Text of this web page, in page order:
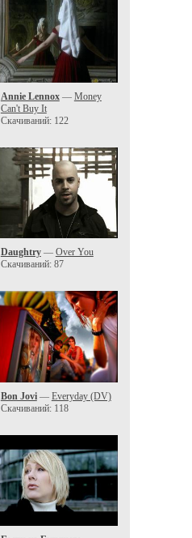
Annie Lennox— Money
Can't Buy It
Скачиваний: 122
Daughtry— Over You
Скачиваний: 87
Bon Jovi— Everyday (DV)
Скачиваний: 118